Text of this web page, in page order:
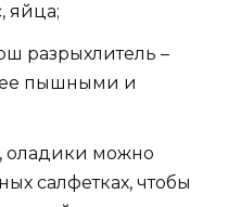
яйца;
разрыхлитель –
пышными и
оладики можно
салфетках, чтобы